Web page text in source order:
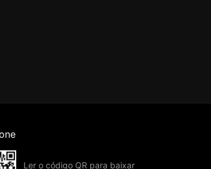
Ler o código QR para baixar